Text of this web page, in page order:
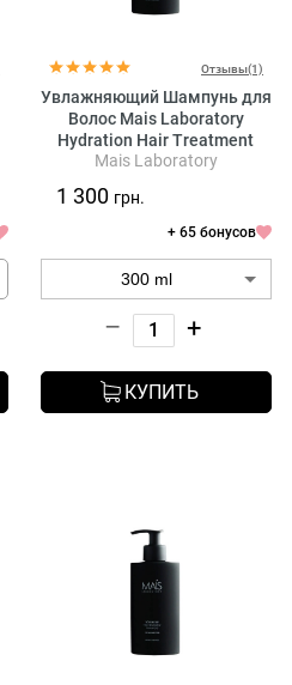
Отзывы(1)
Увлажняющий Шампунь для
Волос Mais Laboratory
Hydration Hair Treatment
Shampoo
Mais Laboratory
1 300 грн.
+ 65 бонусов
– +
КУПИТЬ